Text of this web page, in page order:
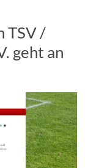
TSV /
geht an